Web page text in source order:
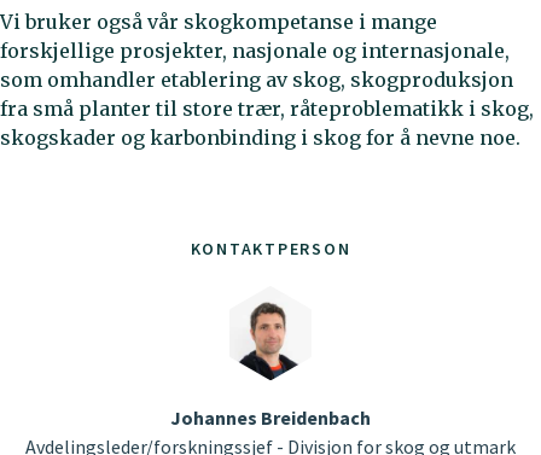
KONTAKTPERSON
Johannes Breidenbach
Avdelingsleder/forskningssjef - Divisjon for skog og utmark
Vi bruker også vår skogkompetanse i mange
forskjellige prosjekter, nasjonale og internasjonale,
som omhandler etablering av skog, skogproduksjon
fra små planter til store trær, råteproblematikk i skog,
skogskader og karbonbinding i skog for å nevne noe.